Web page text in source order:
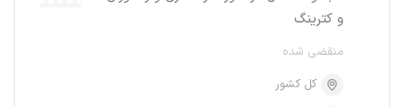
و کترینگ
منقضی شده
کل کشور